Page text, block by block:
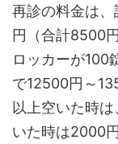
再診の料金は
円（合計8500
ロッカーが100
で12500円～
以上空いた時
いた時は2000